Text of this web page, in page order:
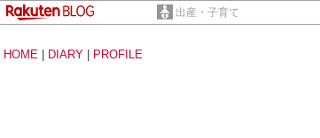
出産・子育て
HOME
DIARY PROFILE